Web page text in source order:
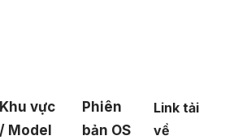
Khu vực
/ Model
Phiên
bản OS
Link tải
về